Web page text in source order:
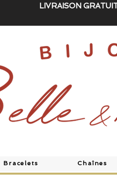
LIVRAISON
Bracelets Chaînes